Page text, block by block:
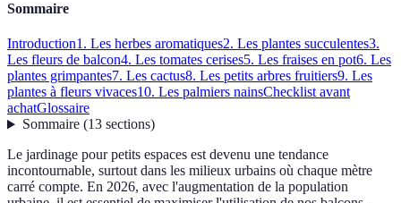
Sommaire
Introduction1. Les herbes aromatiques2. Les plantes succulentes3.
Les fleurs de balcon4. Les tomates cerises5. Les fraises en pot6. Les
plantes grimpantes7. Les cactus8. Les petits arbres fruitiers9. Les
plantes à fleurs vivaces10. Les palmiers nainsChecklist avant
achatGlossaire
Sommaire(13 sections)
Le jardinage pour petits espaces est devenu une tendance
incontournable, surtout dans les milieux urbains où chaque mètre
carré compte. En 2026, avec l'augmentation de la population